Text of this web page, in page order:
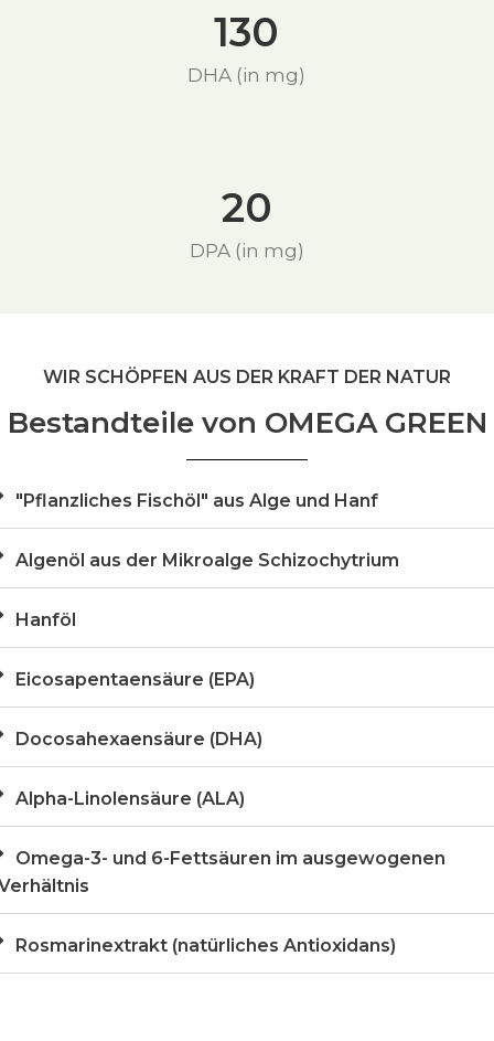
130
DHA (in mg)
20
DPA (in mg)
WIR SCHÖPFEN AUS DER KRAFT DER NATUR
Bestandteile von OMEGA GREEN
"Pflanzliches Fischöl" aus Alge und Hanf
Algenöl aus der Mikroalge Schizochytrium
Hanföl
Eicosapentaensäure (EPA)
Docosahexaensäure (DHA)
Alpha-Linolensäure (ALA)
Omega-3- und 6-Fettsäuren im ausgewogenen
Rosmarinextrakt (natürliches Antioxidans)